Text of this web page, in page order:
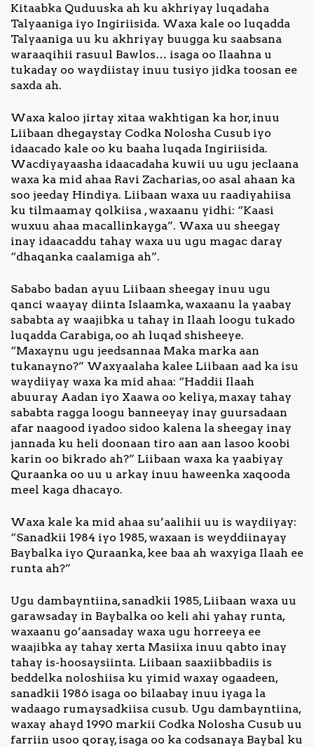
Kitaabka Quduuska ah ku akhriyay luqadaha
Talyaaniga iyo Ingiriisida. Waxa kale oo luqadda
Talyaaniga uu ku akhriyay buugga ku saabsana
waraaqihii rasuul Bawlos… isaga oo Ilaahna u
tukaday oo waydiistay inuu tusiyo jidka toosan ee
saxda ah.
Waxa kaloo jirtay xitaa wakhtigan ka hor, inuu
Liibaan dhegaystay Codka Nolosha Cusub iyo
idaacado kale oo ku baaha luqada Ingiriisida.
Wacdiyayaasha idaacadaha kuwii uu ugu jeclaana
waxa ka mid ahaa Ravi Zacharias, oo asal ahaan ka
soo jeeday Hindiya. Liibaan waxa uu raadiyahiisa
ku tilmaamay qolkiisa , waxaanu yidhi: “Kaasi
wuxuu ahaa macallinkayga”. Waxa uu sheegay
inay idaacaddu tahay waxa uu ugu magac daray
“dhaqanka caalamiga ah”.
Sababo badan ayuu Liibaan sheegay inuu ugu
qanci waayay diinta Islaamka, waxaanu la yaabay
sababta ay waajibka u tahay in Ilaah loogu tukado
luqadda Carabiga, oo ah luqad shisheeye.
“Maxaynu ugu jeedsannaa Maka marka aan
tukanayno?” Waxyaalaha kalee Liibaan aad ka isu
waydiiyay waxa ka mid ahaa: “Haddii Ilaah
abuuray Aadan iyo Xaawa oo keliya, maxay tahay
sababta ragga loogu banneeyay inay guursadaan
afar naagood iyadoo sidoo kalena la sheegay inay
jannada ku heli doonaan tiro aan aan lasoo koobi
karin oo bikrado ah?” Liibaan waxa ka yaabiyay
Quraanka oo uu u arkay inuu haweenka xaqooda
meel kaga dhacayo.
Waxa kale ka mid ahaa su’aalihii uu is waydiiyay:
“Sanadkii 1984 iyo 1985, waxaan is weyddiinayay
Baybalka iyo Quraanka, kee baa ah waxyiga Ilaah ee
runta ah?”
Ugu dambayntiina, sanadkii 1985, Liibaan waxa uu
garawsaday in Baybalka oo keli ahi yahay runta,
waxaanu go’aansaday waxa ugu horreeya ee
waajibka ay tahay xerta Masiixa inuu qabto inay
tahay is-hoosaysiinta. Liibaan saaxiibbadiis is
beddelka noloshiisa ku yimid waxay ogaadeen,
sanadkii 1986 isaga oo bilaabay inuu iyaga la
wadaago rumaysadkiisa cusub. Ugu dambayntiina,
waxay ahayd 1990 markii Codka Nolosha Cusub uu
farriin usoo qoray, isaga oo ka codsanaya Baybal ku